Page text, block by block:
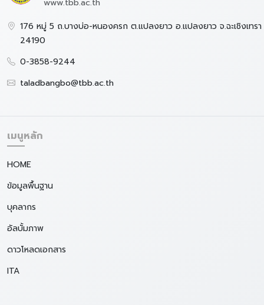
www.tbb.ac.th
176 หมู่ 5 ถ.บางบ่อ-หนองครก ต.แปลงยาว อ.แปลงยาว จ.ฉะเชิงเทรา
24190
0-3858-9244
taladbangbo@tbb.ac.th
เมนูหลัก
HOME
ข้อมูลพื้นฐาน
บุคลากร
อัลบั้มภาพ
ดาวโหลดเอกสาร
ITA